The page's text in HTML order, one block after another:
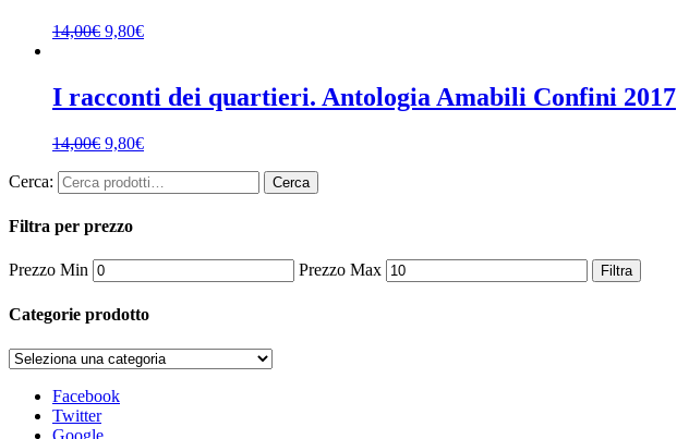
14,00€ 9,80€
I racconti dei quartieri. Antologia Amabili Confini 2017
14,00€ 9,80€
Cerca: Cerca
Filtra per prezzo
Prezzo Min Prezzo Max Filtra
Categorie prodotto
Facebook
Twitter
Google